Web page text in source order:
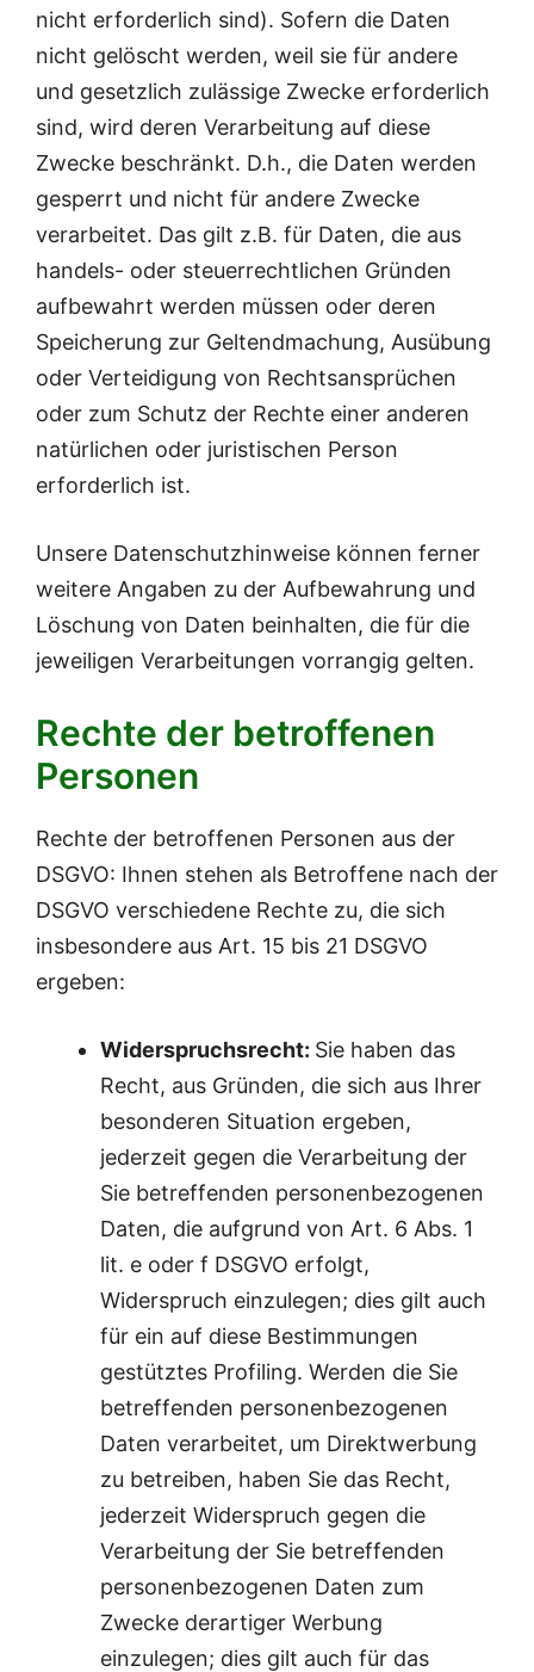
nicht erforderlich sind). Sofern die Daten
nicht gelöscht werden, weil sie für andere
und gesetzlich zulässige Zwecke erforderlich
sind, wird deren Verarbeitung auf diese
Zwecke beschränkt. D.h., die Daten werden
gesperrt und nicht für andere Zwecke
verarbeitet. Das gilt z.B. für Daten, die aus
handels- oder steuerrechtlichen Gründen
aufbewahrt werden müssen oder deren
Speicherung zur Geltendmachung, Ausübung
oder Verteidigung von Rechtsansprüchen
oder zum Schutz der Rechte einer anderen
natürlichen oder juristischen Person
erforderlich ist.
Unsere Datenschutzhinweise können ferner
weitere Angaben zu der Aufbewahrung und
Löschung von Daten beinhalten, die für die
jeweiligen Verarbeitungen vorrangig gelten.
Rechte der betroffenen
Personen
Rechte der betroffenen Personen aus der
DSGVO: Ihnen stehen als Betroffene nach der
DSGVO verschiedene Rechte zu, die sich
insbesondere aus Art. 15 bis 21 DSGVO
ergeben:
Widerspruchsrecht: Sie haben das
Recht, aus Gründen, die sich aus Ihrer
besonderen Situation ergeben,
jederzeit gegen die Verarbeitung der
Sie betreffenden personenbezogenen
Daten, die aufgrund von Art. 6 Abs. 1
lit. e oder f DSGVO erfolgt,
Widerspruch einzulegen; dies gilt auch
für ein auf diese Bestimmungen
gestütztes Profiling. Werden die Sie
betreffenden personenbezogenen
Daten verarbeitet, um Direktwerbung
zu betreiben, haben Sie das Recht,
jederzeit Widerspruch gegen die
Verarbeitung der Sie betreffenden
personenbezogenen Daten zum
Zwecke derartiger Werbung
einzulegen; dies gilt auch für das